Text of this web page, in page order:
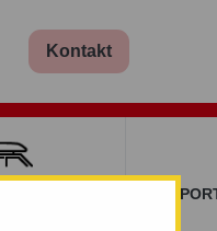
Kontakt